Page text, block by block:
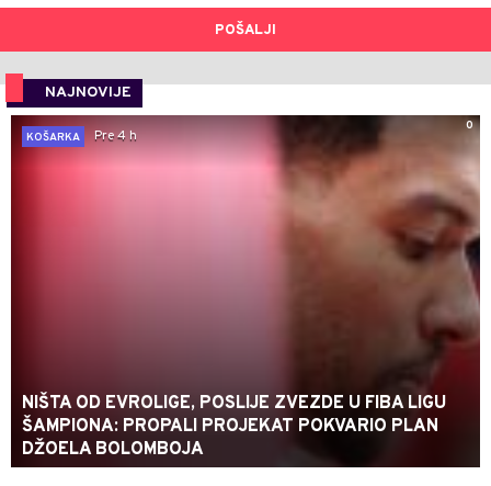
POŠALJI
NAJNOVIJE
0
KOŠARKA
Pre 4 h
NIŠTA OD EVROLIGE, POSLIJE ZVEZDE U FIBA LIGU
ŠAMPIONA: PROPALI PROJEKAT POKVARIO PLAN
DŽOELA BOLOMBOJA